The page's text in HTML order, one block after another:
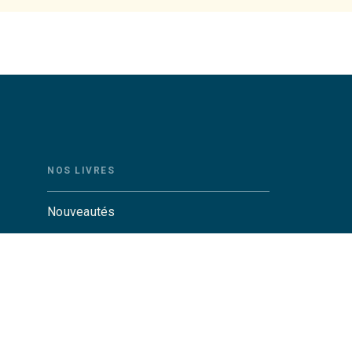
NOS LIVRES
Nouveautés